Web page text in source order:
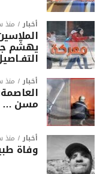
أخبار منذ
يهشّم
أخبار منذ
مسن …
أخبار منذ
وفاة